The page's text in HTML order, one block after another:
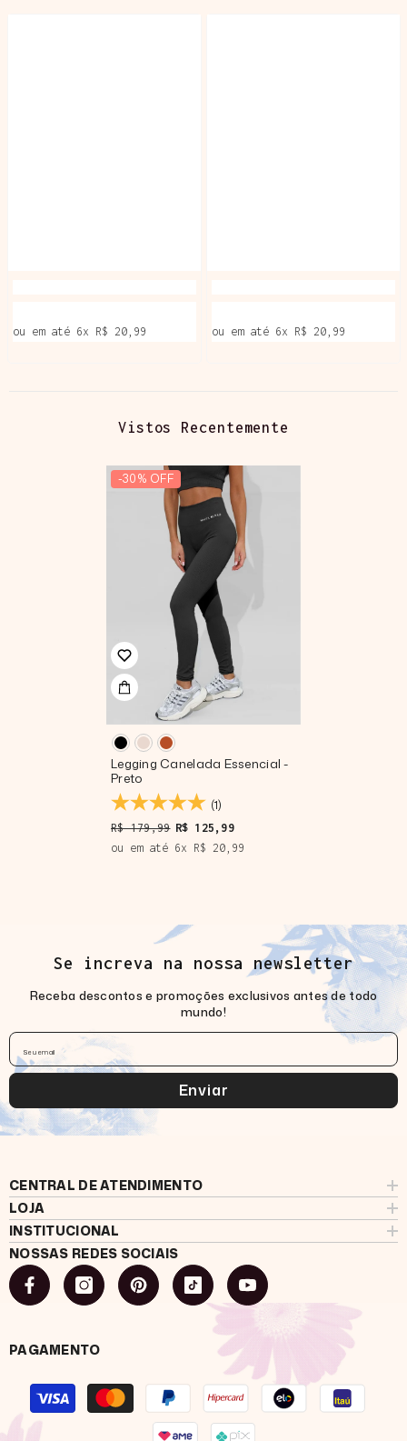
ou em até 6x R$ 20,99 ou em até 6x R$ 20,99
Vistos Recentemente
-30% OFF
Legging Canelada Essencial-
Preto
(1)
R$ 179,99 R$ 125,99
ou em até 6x R$ 20,99
Se increva na nossa newsletter
Receba descontos e promoções exclusivos antes de todo
mundo!
Seu email
Enviar
CENTRAL DE ATENDIMENTO
LOJA
INSTITUCIONAL
NOSSAS REDES SOCIAIS
PAGAMENTO
pagamento